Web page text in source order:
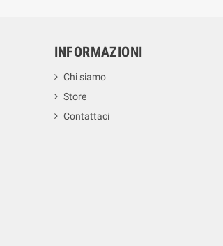
INFORMAZIONI
Chi siamo
Store
Contattaci